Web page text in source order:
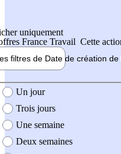
uniquement
France Travail Cette
filtres de Date de création de
création de l'offre
Un jour
Trois jours
Une semaine
Deux semaines